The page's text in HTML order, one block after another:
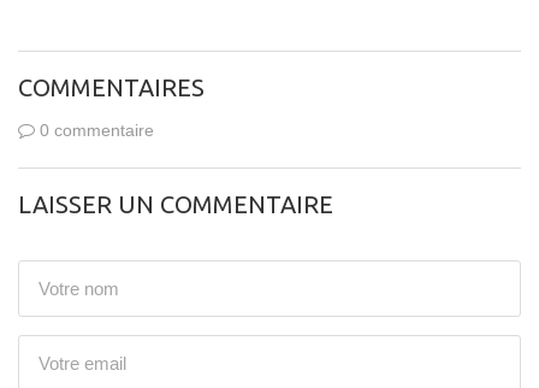
COMMENTAIRES
0 commentaire
LAISSER UN COMMENTAIRE